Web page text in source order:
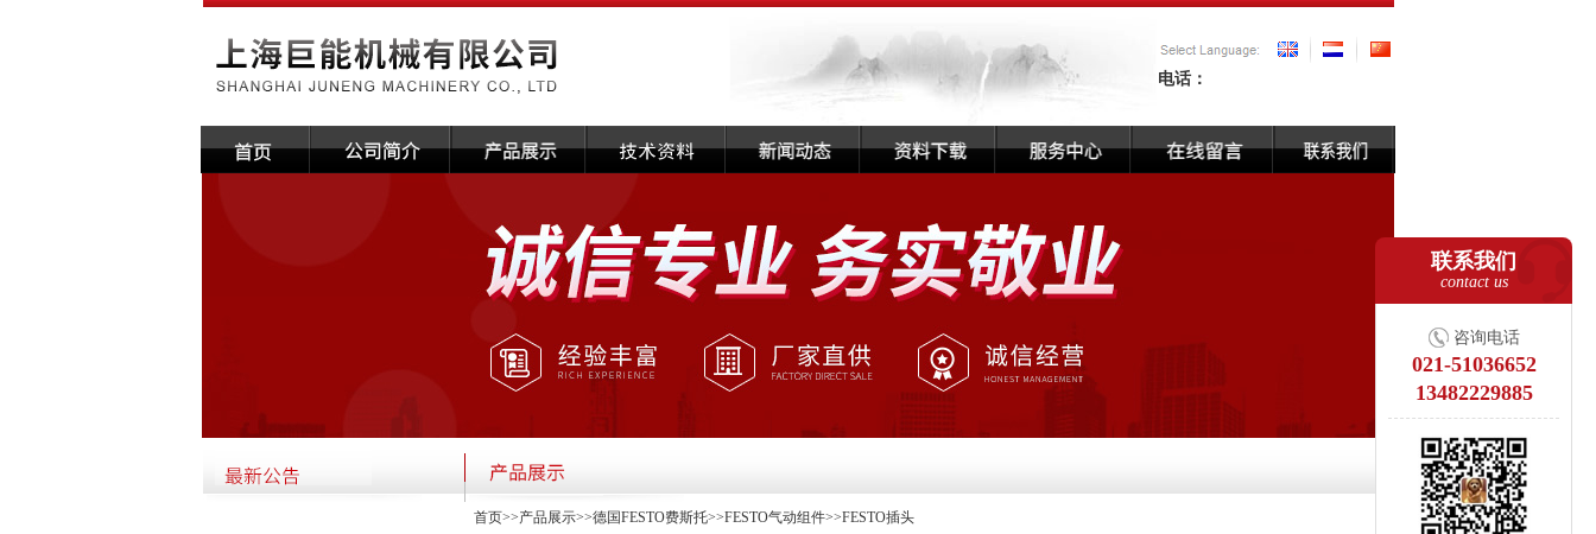
电话：
联系我们
contact us
咨询电话
021-51036652
13482229885
首页>>产品展示>>德国FESTO费斯托>>FESTO气动组件>>FESTO插头